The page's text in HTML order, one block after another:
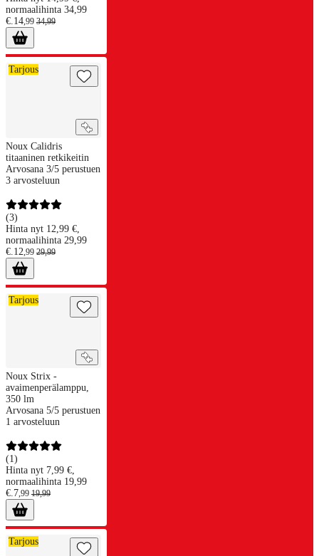
normaalihinta 34,99
€.14,99 34,99
Noux Calidris titaaninen retkikeitin
Tarjous
Noux Calidris
titaaninen retkikeitin
Arvosana 3/5 perustuen
3 arvosteluun
(3)
Hinta nyt 12,99 €,
normaalihinta 29,99
€. 12 99 29,99
Noux Strix -avaimenperälamppu, 350 lm
Tarjous
Noux Strix -
avaimenperälamppu,
350 lm
Arvosana 5/5 perustuen
1 arvosteluun
(1)
Hinta nyt 7,99 €,
normaalihinta 19,99
€.7,99 19,99
Anton Oliver Fire 57 cm emaloitu hiiligrilli sivupöydällä
Tarjous